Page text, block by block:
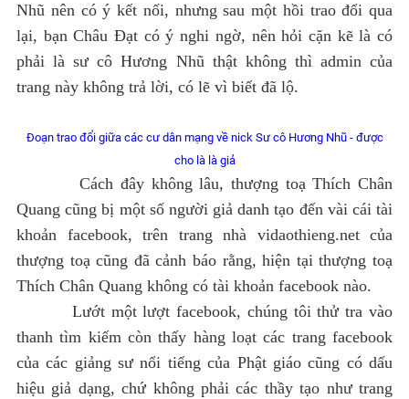
Nhũ nên có ý kết nối, nhưng sau một hồi trao đổi qua
lại, bạn Châu Đạt có ý nghi ngờ, nên hỏi cặn kẽ là có
phải là sư cô Hương Nhũ thật không thì admin của
trang này không trả lời, có lẽ vì biết đã lộ.
Đoạn trao đổi giữa các cư dân mạng về nick Sư cô Hương Nhũ - được
cho là là giả
Cách đây không lâu, thượng toạ Thích Chân
Quang cũng bị một số người giả danh tạo đến vài cái tài
khoản facebook, trên trang nhà vidaothieng.net của
thượng toạ cũng đã cảnh báo rằng, hiện tại thượng toạ
Thích Chân Quang không có tài khoản facebook nào.
Lướt một lượt facebook, chúng tôi thử tra vào
thanh tìm kiếm còn thấy hàng loạt các trang facebook
của các giảng sư nổi tiếng của Phật giáo cũng có dấu
hiệu giả dạng, chứ không phải các thầy tạo như trang